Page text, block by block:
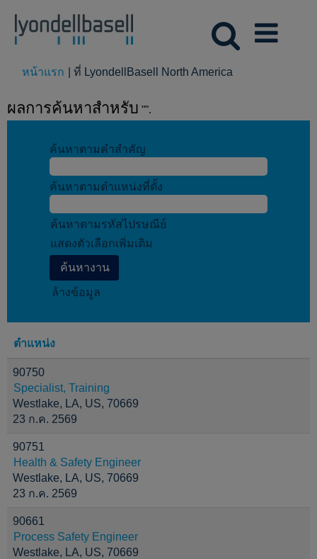
หน้าแรก ที่ LyondellBasell North America
ผลการค้นหาสำหรับ "".
ค้นหาตามคำสำคัญ
ค้นหาตามตำแหน่งที่ตั้ง
ค้นหาตามรหัสไปรษณีย์
แสดงตัวเลือกเพิ่มเติม
ล้างข้อมูล
ตำแหน่ง
90750
Specialist, Training
Westlake, LA, US, 70669
23 ก.ค. 2569
90751
Health & Safety Engineer
Westlake, LA, US, 70669
23 ก.ค. 2569
90661
Process Safety Engineer
Westlake, LA, US, 70669